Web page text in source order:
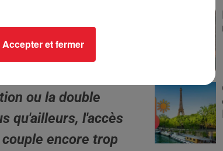
consommation de
en général
ou la double
qu'ailleurs, l'accès
encore trop
Accepter et fermer